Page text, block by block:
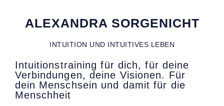
ALEXANDRA SORGENICHT
INTUITION UND INTUITIVES LEBEN
Intuitionstraining für dich, für deine
Verbindungen, deine Visionen. Für
dein Menschsein und damit für die
Menschheit